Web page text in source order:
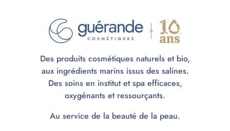
Des produits cosmétiques naturels et bio,
aux ingrédients marins issus des salines.
Des soins en institut et spa efficaces,
oxygénants et ressourçants.
Au service de la beauté de la peau.